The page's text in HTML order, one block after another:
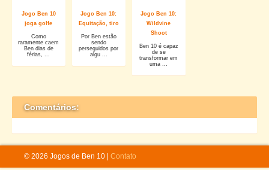
Jogo Ben 10
joga golfe
Como
raramente caem
Ben dias de
férias, ...
Jogo Ben 10:
Equitação, tiro
Por Ben estão
sendo
perseguidos por
algu ...
Jogo Ben 10:
Wildvine
Shoot
Ben 10 é capaz
de se
transformar em
uma ...
Comentários:
© 2026 Jogos de Ben 10 | Contato